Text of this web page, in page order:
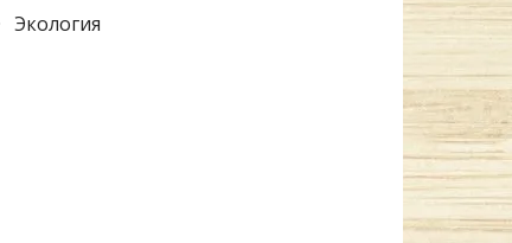
Экология